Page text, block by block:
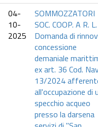
04-
10-
2025
SOMMOZZATORI
SOC. COOP. A R.
Domanda di
concessione
demaniale
ex art. 36 Cod.
13/2024
all'occupazione di
specchio acqueo
presso la darsena